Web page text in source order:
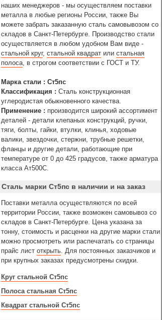
наших менеджеров - мы осуществляем поставки
металла в любые регионы России, также Вы
можете забрать заказанную сталь самовывозом со
складов в Санкт-Петербурге. Производство стали
осуществляется в любом удобном Вам виде -
стальной круг, стальной квадрат или стальная
полоса, в строгом соответствии с ГОСТ и ТУ.
Марка стали : Ст5пс
Классификация : Сталь конструкционная
углеродистая обыкновенного качества.
Применение : производится широкий ассортимент
деталей - детали клепаных конструкций, ручки,
тяги, болты, гайки, втулки, клинья, ходовые
валики, звездочки, стержни, трубные решетки,
фланцы и другие детали, работающие при
температуре от 0 до 425 градусов, также арматура
класса Ат500С.
Сталь марки Ст5пс в наличии и на заказ
Поставки металла осуществляются по всей
территории России, также возможен самовывоз со
складов в Санкт-Петербурге. Цена указана за
тонну, стоимость и расценки на другие марки стали
можно просмотреть или распечатать со страницы
прайс лист открыть. Для постоянных заказчиков и
при крупных заказах предусмотрены скидки.
Круг стальной Ст5пс
Полоса стальная Ст5пс
Квадрат стальной Ст5пс